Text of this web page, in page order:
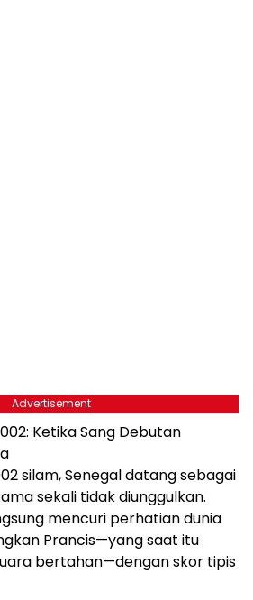
Advertisement
Ketika Sang Debutan
silam, Senegal datang sebagai
sekali tidak diunggulkan.
mencuri perhatian dunia
Prancis—yang saat itu
bertahan—dengan skor tipis